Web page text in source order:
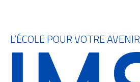
L’ÉCOLE POUR VOTRE AVENIR